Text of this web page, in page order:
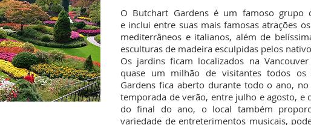
O Butchart Gardens é um famoso grupo
e inclui entre suas mais famosas atrações
mediterrâneos e italianos, além de
esculturas de madeira esculpidas pelos
Os jardins ficam localizados na
quase um milhão de visitantes todos os
Gardens fica aberto durante todo o ano,
temporada de verão, entre julho e agosto, e
do final do ano, o local também
variedade de entreterimentos musicais,